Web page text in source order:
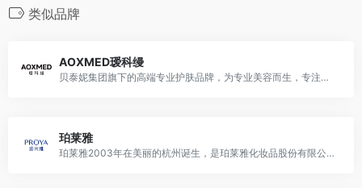
类似品牌
AOXMED瑷科缦
贝泰妮集团旗下的高端专业护肤品牌，为专业美容而生，专注皮肤年轻化
珀莱雅
珀莱雅2003年在美丽的杭州诞生，是珀莱雅化妆品股份有限公司推出的专注于深海护肤研究的化妆品品牌。